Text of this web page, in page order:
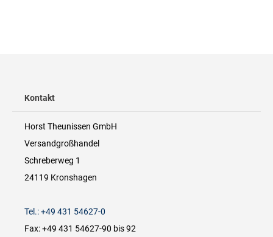
Kontakt
Horst Theunissen GmbH
Versandgroßhandel
Schreberweg 1
24119 Kronshagen
Tel.: +49 431 54627-0
Fax: +49 431 54627-90 bis 92